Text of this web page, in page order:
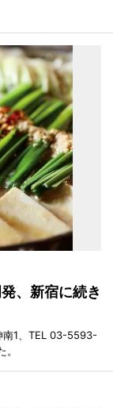
、新宿に続き
南1、TEL 03-5593-